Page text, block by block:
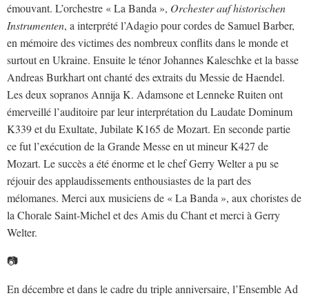
émouvant. L’orchestre « La Banda », Orchester auf historischen
Instrumenten, a interprété l’Adagio pour cordes de Samuel Barber,
en mémoire des victimes des nombreux conflits dans le monde et
surtout en Ukraine. Ensuite le ténor Johannes Kaleschke et la basse
Andreas Burkhart ont chanté des extraits du Messie de Haendel.
Les deux sopranos Annija K. Adamsone et Lenneke Ruiten ont
émerveillé l’auditoire par leur interprétation du Laudate Dominum
K339 et du Exultate, Jubilate K165 de Mozart. En seconde partie
ce fut l’exécution de la Grande Messe en ut mineur K427 de
Mozart. Le succès a été énorme et le chef Gerry Welter a pu se
réjouir des applaudissements enthousiastes de la part des
mélomanes. Merci aux musiciens de « La Banda », aux choristes de
la Chorale Saint-Michel et des Amis du Chant et merci à Gerry
Welter.
📷
En décembre et dans le cadre du triple anniversaire, l’Ensemble Ad